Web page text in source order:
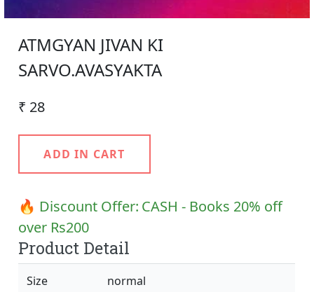
ATMGYAN JIVAN KI
SARVO.AVASYAKTA
₹ 28
ADD IN CART
🔥 Discount Offer: CASH - Books 20% off
over Rs200
Product Detail
Size normal